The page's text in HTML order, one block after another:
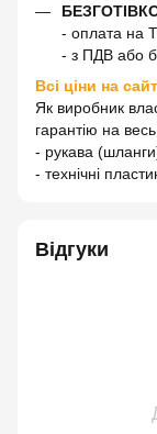
- оплата на
- з ПДВ або
Всі ціни на
Як виробник
гарантію на
- рукава
- технічні
Відгуки